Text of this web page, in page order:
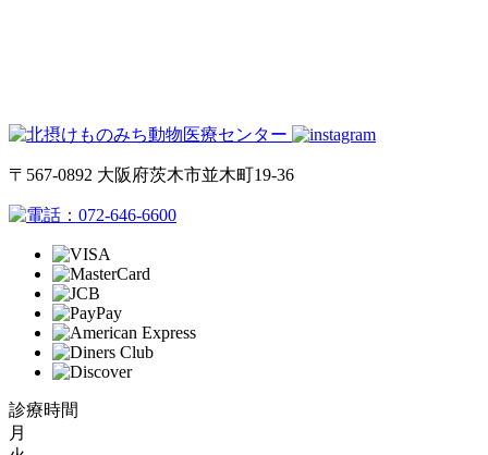
〒567-0892 大阪府茨木市並木町19-36
072-646-6600
診療時間
月